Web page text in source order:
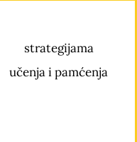
strategijama
učenja i pamćenja